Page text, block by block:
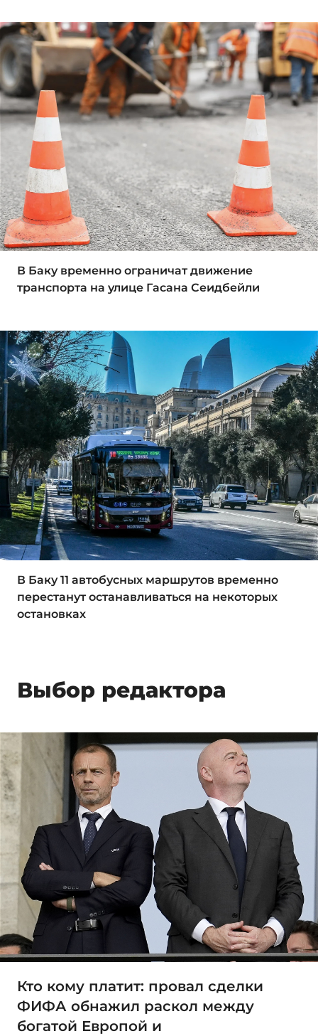
В Баку временно ограничат движение
транспорта на улице Гасана Сеидбейли
В Баку 11 автобусных маршрутов временно
перестанут останавливаться на некоторых
остановках
Выбор редактора
Кто кому платит: провал сделки
ФИФА обнажил раскол между
богатой Европой и